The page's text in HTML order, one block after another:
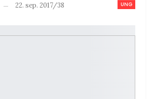
UNG
22. sep. 2017/38